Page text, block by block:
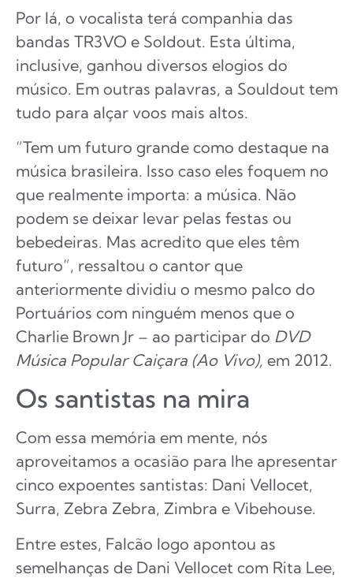
Por lá, o vocalista terá companhia das
bandas TR3VO e Soldout. Esta última,
inclusive, ganhou diversos elogios do
músico. Em outras palavras, a Souldout tem
tudo para alçar voos mais altos.
“Tem um futuro grande como destaque na
música brasileira. Isso caso eles foquem no
que realmente importa: a música. Não
podem se deixar levar pelas festas ou
bebedeiras. Mas acredito que eles têm
futuro”, ressaltou o cantor que
anteriormente dividiu o mesmo palco do
Portuários com ninguém menos que o
Charlie Brown Jr – ao participar do DVD
Música Popular Caiçara (Ao Vivo), em 2012.
Os santistas na mira
Com essa memória em mente, nós
aproveitamos a ocasião para lhe apresentar
cinco expoentes santistas: Dani Vellocet,
Surra, Zebra Zebra, Zimbra e Vibehouse.
Entre estes, Falcão logo apontou as
semelhanças de Dani Vellocet com Rita Lee,